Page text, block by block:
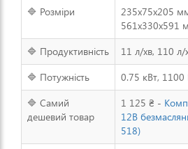
🔷 Розміри
235х75х205
561х330х591
🔷 Продуктивність
11 л/хв, 110 л/
🔷 Потужність
0.75 кВт, 1100
🔷 Самий
дешевий товар
1 125 ₴ -
12В
518)